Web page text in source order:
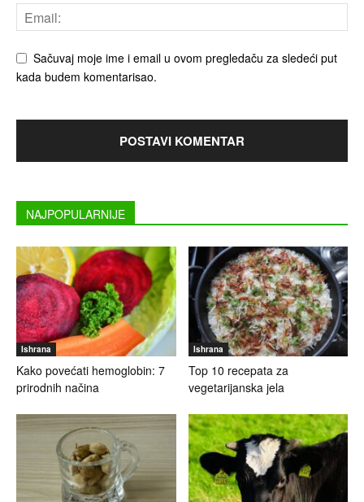
Sačuvaj moje ime i email u ovom pregledaču za sledeći put
kada budem komentarisao.
NAJPOPULARNIJE
Ishrana
Kako povećati hemoglobin: 7
prirodnih načina
Ishrana
Top 10 recepata za
vegetarijanska jela